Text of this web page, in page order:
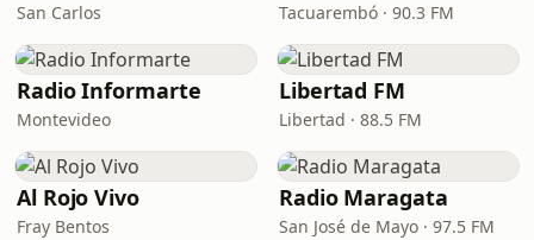
San Carlos Tacuarembó · 90.3 FM
Radio Informarte
Montevideo
Libertad FM
Libertad · 88.5 FM
Al Rojo Vivo
Fray Bentos
Radio Maragata
San José de Mayo · 97.5 FM